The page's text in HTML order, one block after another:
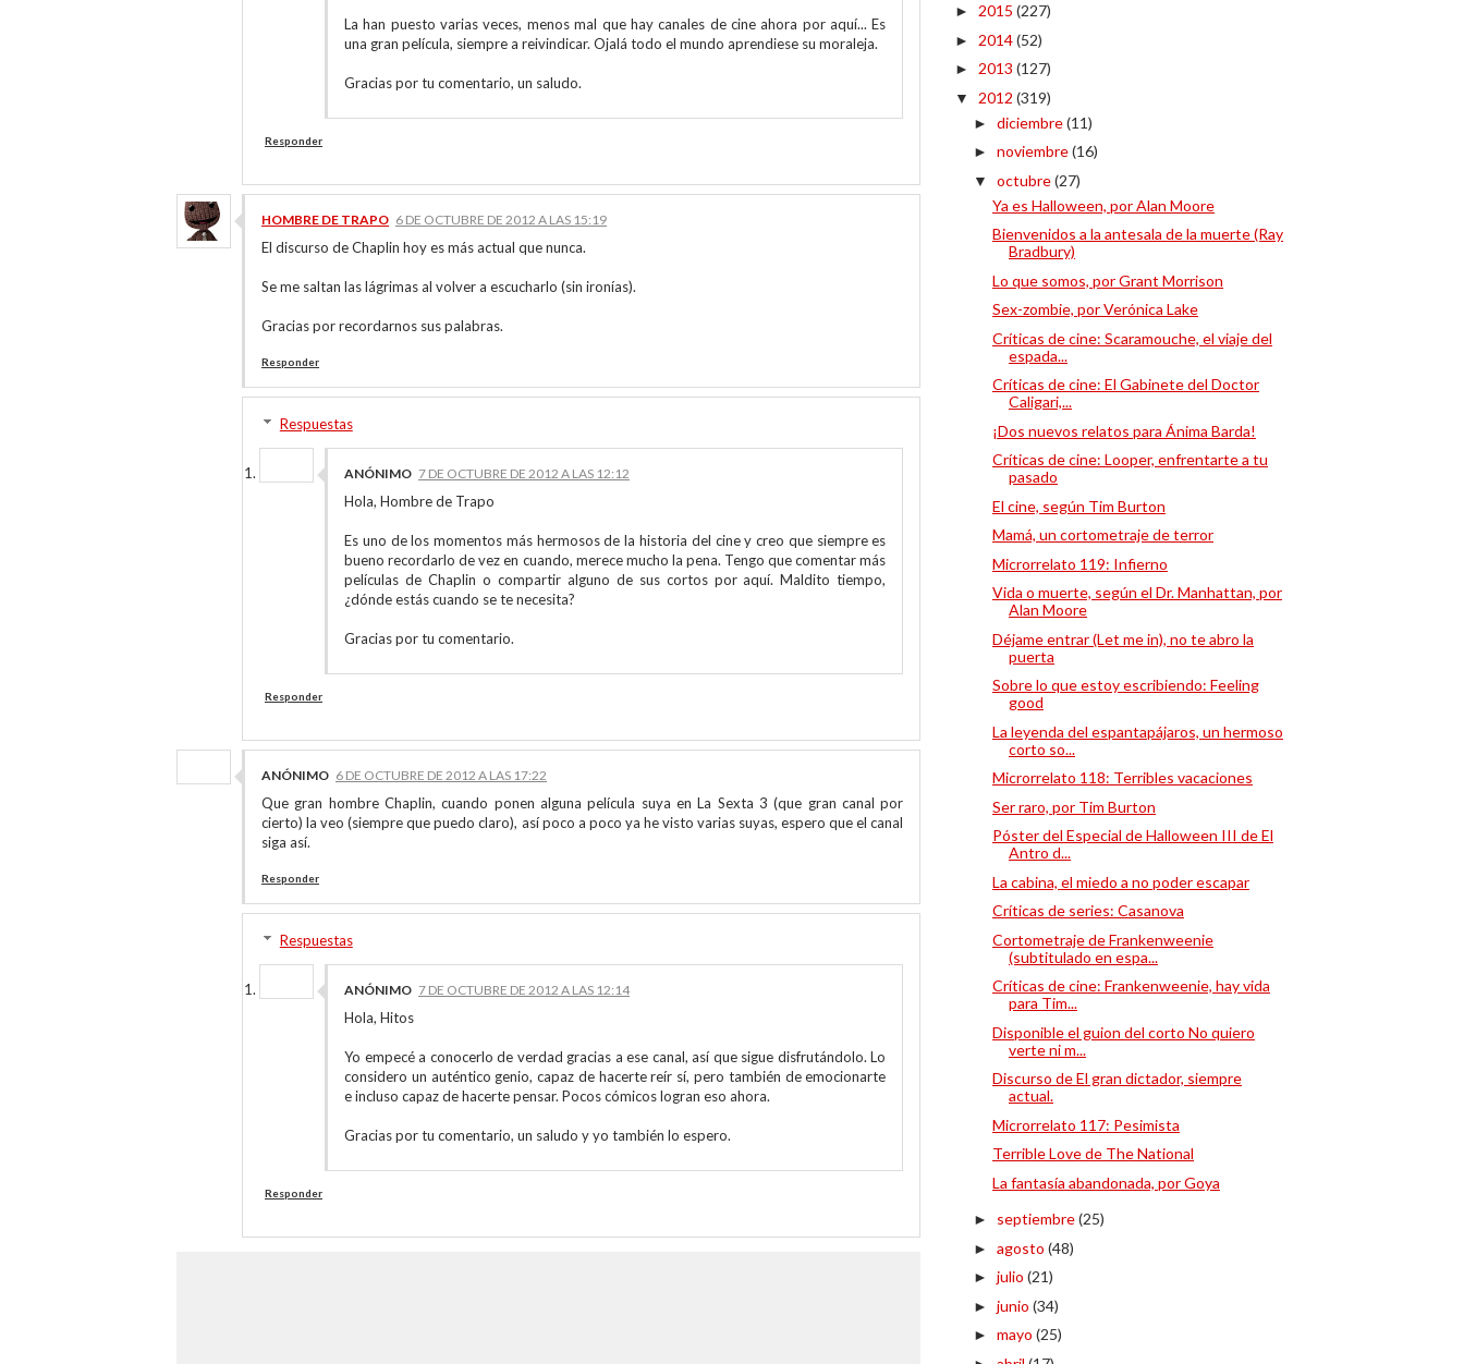
La han puesto varias veces, menos mal que hay canales de cine ahora por aquí... Es
una gran película, siempre a reivindicar. Ojalá todo el mundo aprendiese su moraleja.
Gracias por tu comentario, un saludo.
Responder
HOMBRE DE TRAPO 6 DE OCTUBRE DE 2012 A LAS 15:19
El discurso de Chaplin hoy es más actual que nunca.
Se me saltan las lágrimas al volver a escucharlo (sin ironías).
Gracias por recordarnos sus palabras.
Responder
Respuestas
ANÓNIMO 7 DE OCTUBRE DE 2012 A LAS 12:12
Hola, Hombre de Trapo
Es uno de los momentos más hermosos de la historia del cine y creo que siempre es
bueno recordarlo de vez en cuando, merece mucho la pena. Tengo que comentar más
películas de Chaplin o compartir alguno de sus cortos por aquí. Maldito tiempo,
¿dónde estás cuando se te necesita?
Gracias por tu comentario.
Responder
ANÓNIMO 6 DE OCTUBRE DE 2012 A LAS 17:22
Que gran hombre Chaplin, cuando ponen alguna película suya en La Sexta 3 (que gran canal por
cierto) la veo (siempre que puedo claro), así poco a poco ya he visto varias suyas, espero que el canal
siga así.
Responder
Respuestas
ANÓNIMO 7 DE OCTUBRE DE 2012 A LAS 12:14
Hola, Hitos
Yo empecé a conocerlo de verdad gracias a ese canal, así que sigue disfrutándolo. Lo
considero un auténtico genio, capaz de hacerte reír sí, pero también de emocionarte
e incluso capaz de hacerte pensar. Pocos cómicos logran eso ahora.
Gracias por tu comentario, un saludo y yo también lo espero.
Responder
► 2015 (227)
► 2014(52)
► 2013 (127)
▼ 2012 (319)
► diciembre(11)
► noviembre(16)
▼ octubre(27)
Ya es Halloween, por Alan Moore
Bienvenidos a la antesala de la muerte (Ray
Bradbury)
Lo que somos, por Grant Morrison
Sex-zombie, por Verónica Lake
Críticas de cine: Scaramouche, el viaje del
espada...
Críticas de cine: El Gabinete del Doctor
Caligari,...
¡Dos nuevos relatos para Ánima Barda!
Críticas de cine: Looper, enfrentarte a tu
pasado
El cine, según Tim Burton
Mamá, un cortometraje de terror
Microrrelato 119: Infierno
Vida o muerte, según el Dr. Manhattan, por
Alan Moore
Déjame entrar (Let me in), no te abro la
puerta
Sobre lo que estoy escribiendo: Feeling
good
La leyenda del espantapájaros, un hermoso
corto so...
Microrrelato 118: Terribles vacaciones
Ser raro, por Tim Burton
Póster del Especial de Halloween III de El
Antro d...
La cabina, el miedo a no poder escapar
Críticas de series: Casanova
Cortometraje de Frankenweenie
(subtitulado en espa...
Críticas de cine: Frankenweenie, hay vida
para Tim...
Disponible el guion del corto No quiero
verte ni m...
Discurso de El gran dictador, siempre
actual.
Microrrelato 117: Pesimista
Terrible Love de The National
La fantasía abandonada, por Goya
► septiembre(25)
► agosto (48)
► julio (21)
► junio (34)
► mayo (25)